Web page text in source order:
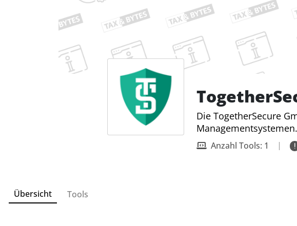
Die TogetherSecure
Managementsystemen.
Anzahl Tools: 1 |
Übersicht Tools